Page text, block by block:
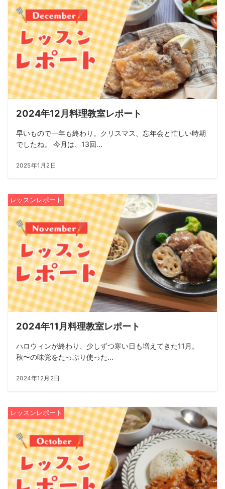
2024年12月料理教室レポート
早いもので一年も終わり。クリスマス、忘年会と忙しい時期
でしたね。 今月は、13回...
2025年1月2日
レッスンレポート
2024年11月料理教室レポート
ハロウィンが終わり、少しずつ寒い日も増えてきた11月。
秋〜の味覚をたっぷり使った...
2024年12月2日
レッスンレポート